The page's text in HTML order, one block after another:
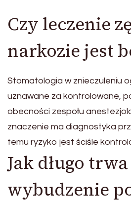
Czy leczenie
narkozie jest
Stomatologia w znieczuleniu
uznawane za kontrolowane,
obecności zespołu
znaczenie ma diagnostyka
temu ryzyko jest ściśle
Jak długo trwa
wybudzenie